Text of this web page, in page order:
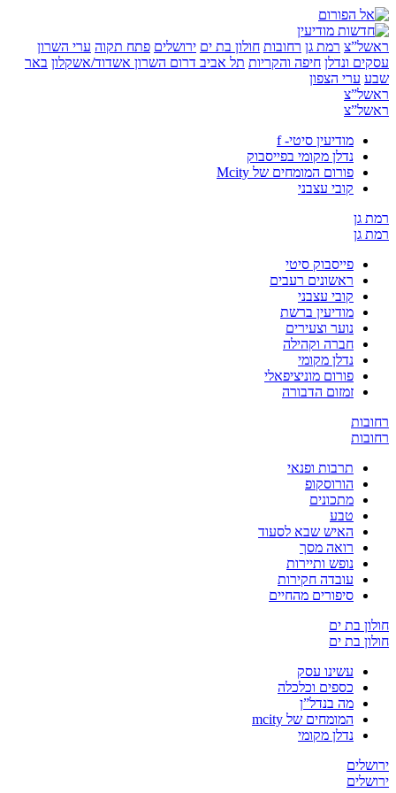
רמת גן רחובות חולון בת ים ירושלים פתח תקוה ערי השרון
ונדלן חיפה והקריות תל אביב דרום השרוןאשדוד/אשקלון באר
ערי הצפון
מודיעין סיטי- f
נדלן מקומי בפייסבוק
פורום המומחים של Mcity
קובי עצבני
פייסבוק סיטי
ראשונים רעבים
קובי עצבני
מודיעין ברשת
נוער וצעירים
חברה וקהילה
נדלן מקומי
פורום מוניציפאלי
זמזום הדבורה
תרבות ופנאי
הורוסקופ
מתכונים
טבע
האיש שבא לסעוד
רואה מסך
נופש ותיירות
עובדה חקירות
סיפורים מהחיים
בת ים
בת ים
עשינו עסק
כספים וכלכלה
מה בנדל”ן
המומחים של mcity
נדלן מקומי